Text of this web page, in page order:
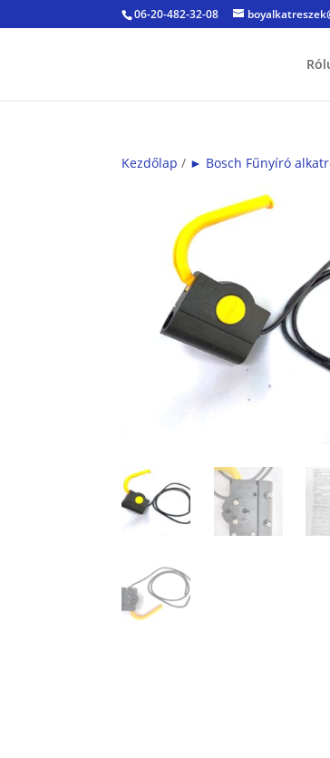
06-20-482-32-08
Kezdőlap / ► Bosch Fűnyíró